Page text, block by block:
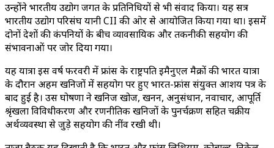
उन्होंने भारतीय उद्योग जगत के प्रतिनिधियों से भी संवाद किया। यह सत्र
भारतीय उद्योग परिसंघ यानी CII की ओर से आयोजित किया गया था। इसमें
दोनों देशों की कंपनियों के बीच व्यावसायिक और तकनीकी सहयोग की
संभावनाओं पर जोर दिया गया।
यह यात्रा इस वर्ष फरवरी में फ्रांस के राष्ट्रपति इमैनुएल मैक्रों की भारत यात्रा
के दौरान अहम खनिजों में सहयोग पर हुए भारत-फ्रांस संयुक्त आशय पत्र के
बाद हुई है। उस घोषणा ने खनिज खोज, खनन, अनुसंधान, नवाचार, आपूर्ति
श्रृंखला विविधीकरण और रणनीतिक खनिजों के पुनर्चक्रण सहित चक्रीय
अर्थव्यवस्था से जुड़े सहयोग की नींव रखी थी।